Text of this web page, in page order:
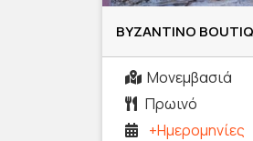
BYZANTINO
Μονεμβασιά
Πρωινό
+Ημερομηνίες